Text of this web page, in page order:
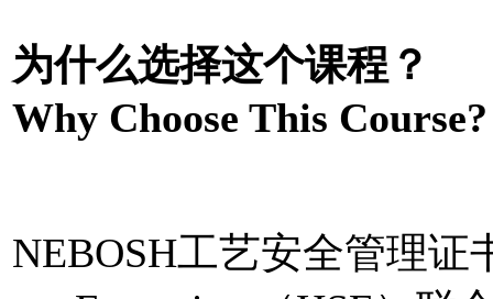
为什么选择这个课程？
Why Choose This Course?
NEBOSH工艺安全管理证